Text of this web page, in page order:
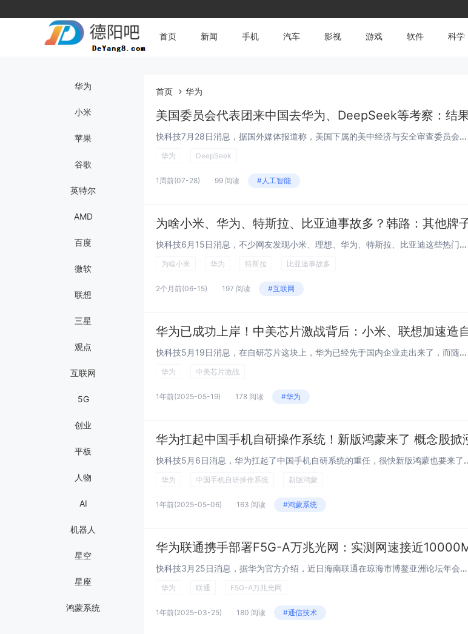
首页 新闻 手机 汽车 影视 游戏 软件 科学
华为
小米
苹果
谷歌
英特尔
AMD
百度
微软
联想
三星
观点
互联网
5G
创业
平板
人物
AI
机器人
星空
星座
鸿蒙系统
首页 华为
美国委员会代表团来中国去华为、DeepSeek等考察：结
快科技7月28日消息，据国外媒体报道称，美国下属的美中经济与安全审查委员会组织代表团来到中国访问，提出要进入华为、腾讯、阿里巴巴、百度和DeepSeek等多家头部科技企业开展所谓的实地考察，最后被各家企业集体拒绝，代表团相关人员甚至对自己吃...
华为 DeepSeek
1周前(07-28) 99 阅读 #人工智能
为啥小米、华为、特斯拉、比亚迪事故多？韩路：其他牌
快科技6月15日消息，不少网友发现小米、理想、华为、特斯拉、比亚迪这些热门车企，相关车辆故障和事故的消息在网上随处可见，甚至因此产生顾虑，不敢选购这些品牌的车型。汽车博主韩路对此做出了解释，这其实只是社交媒体带来的错觉，并非这些车的质量更差...
为啥小米 华为 特斯拉 比亚迪事故多
2个月前(06-15) 197 阅读 #互联网
华为已成功上岸！中美芯片激战背后：小米、联想加速造
快科技5月19日消息，在自研芯片这块上，华为已经先于国内企业走出来了，而随着美国对芯片的管制不断加强，小米、联想等也在加速造自研芯片。上周，小米集团CEO雷军宣布，造芯十年，小米自主研发设计的手机SoC（系统级）处理器芯片玄戒O1将于5月下...
华为 中美芯片激战
1年前(2025-05-19) 178 阅读 #华为
华为扛起中国手机自研操作系统！新版鸿蒙来了 概念股掀
快科技5月6日消息，华为扛起了中国手机自研系统的重任，很快新版鸿蒙也要来了。华为开
华为 中国手机自研操作系统 新版鸿蒙
1年前(2025-05-06) 163 阅读 #鸿蒙系统
华为联通携手部署F5G-A万兆光网：实测网速接近
快科技3月25日消息，据华为官方介绍，近日海南联通在琼海市博鳌亚洲论坛年会新闻中心（博鳌亚洲论坛大酒店）完成了基于华为50G PON解决方案的F5G-A万兆光网试点。现场实测结果显示，网络下载速度均接近10000Mbps，上传速度也达到了千...
华为 联通 F5G-A万兆光网
1年前(2025-03-25) 180 阅读 #通信技术